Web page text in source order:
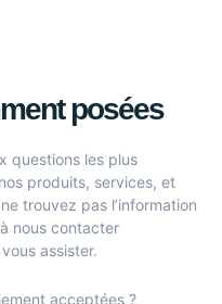
posées
questions les plus
produits, services, et
trouvez pas l’information
nous contacter
assister.
acceptées ?